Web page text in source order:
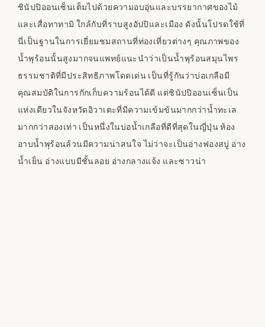
ชินัปปิออนเซ็นเต็มไปด้วยความอบอุ่นและบรรยากาศของไม้
และเสื่อทาทามิ ใกล้กับที่ราบสูงอัปปิและเมือง ดังนั้นโปรดใช้ที่
นี่เป็นฐานในการเยี่ยมชมสถานที่ท่องเที่ยวต่างๆ คุณภาพของ
น้ำพุร้อนนั้นสูงมากจนแพทย์แนะนำว่าเป็นน้ำพุร้อนสมุนไพร
ธรรมชาติที่มีประสิทธิภาพโดดเด่น เป็นที่รู้กันว่าบ่อเกลือมี
คุณสมบัติในการกักเก็บความร้อนได้ดี แต่ชินัปปิออนเซ็นเป็น
แห่งเดียวในจังหวัดอิวาเตะที่มีความเข้มข้นมากกว่าน้ำทะเล
มากกว่าสองเท่า เป็นหนึ่งในบ่อน้ำเกลือที่ดีที่สุดในญี่ปุ่น ห้อง
อาบน้ำพุร้อนล้วนมีความน่าสนใจ ไม่ว่าจะเป็นอ่างฟองสบู่ อ่าง
น้ำเย็น อ่างแบบมีชั้นลอย อ่างกลางแจ้ง และซาวน่า